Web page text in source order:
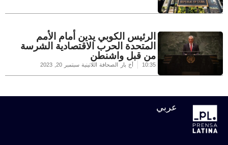
الرئيس الكوبي يدين أمام الأمم
المتحدة الحرب الاقتصادية الشرسة
من قبل واشنطن
10:35 أخ بار الصحافة اللاتينية سبتمبر 20, 2023
عربي